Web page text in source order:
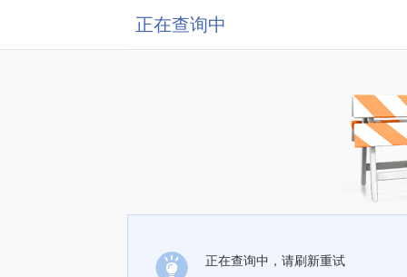
正在查询中
正在查询中，请刷新重试